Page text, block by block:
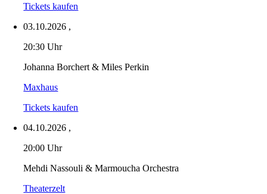
Tickets kaufen
03.10.2026 ,
20:30 Uhr
Johanna Borchert & Miles Perkin
Maxhaus
Tickets kaufen
04.10.2026 ,
20:00 Uhr
Mehdi Nassouli & Marmoucha Orchestra
Theaterzelt